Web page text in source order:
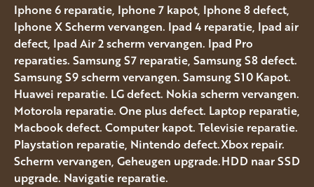
Iphone 6 reparatie, Iphone 7 kapot, Iphone 8 defect,
Iphone X Scherm vervangen. Ipad 4 reparatie, Ipad air
defect, Ipad Air 2 scherm vervangen. Ipad Pro
reparaties. Samsung S7 reparatie, Samsung S8 defect.
Samsung S9 scherm vervangen. Samsung S10 Kapot.
Huawei reparatie. LG defect. Nokia scherm vervangen.
Motorola reparatie. One plus defect. Laptop reparatie,
Macbook defect. Computer kapot. Televisie reparatie.
Playstation reparatie, Nintendo defect.Xbox repair.
Scherm vervangen, Geheugen upgrade.HDD naar SSD
upgrade. Navigatie reparatie.